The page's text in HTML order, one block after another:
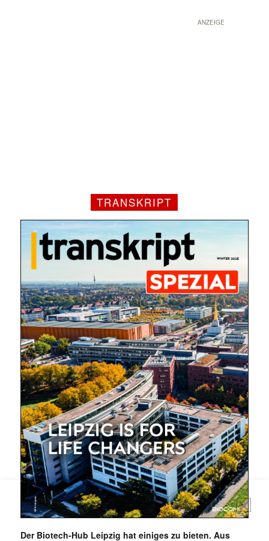
Mit dem |transkript-Newsletter
jede Woche aktuell informiert.
E-
Mail
(erforderlich)
ANZEIGE
TRANSKRIPT
Der Biotech-Hub Leipzig hat einiges zu bieten. Aus